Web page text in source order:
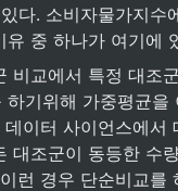
다. 소비자물가지수
유 중 하나가 여기에
비교에서 특정 대조
하기위해 가중평균을
데이터 사이언스에서
대조군이 동등한 수
런 경우 단순비교를